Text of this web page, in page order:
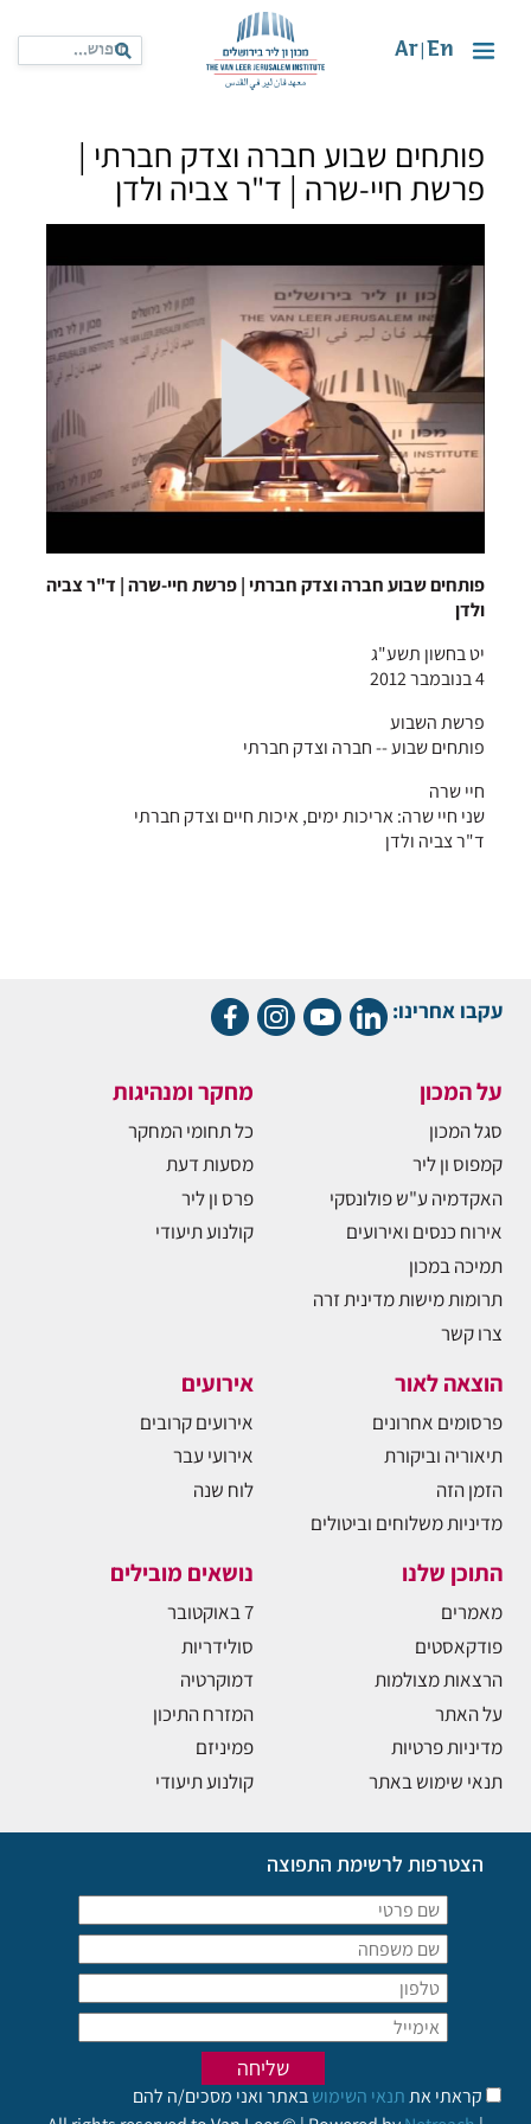
En
Ar
פותחים שבוע חברה וצדק חברתי |
פרשת חיי-שרה | ד"ר צביה ולדן
פותחים שבוע חברה וצדק חברתי | פרשת חיי-שרה | ד"ר צביה
ולדן
יט בחשון תשע"ג
4 בנובמבר 2012
פרשת השבוע
פותחים שבוע -- חברה וצדק חברתי
חיי שרה
שני חיי שרה: אריכות ימים, איכות חיים וצדק חברתי
ד"ר צביה ולדן
עקבו אחרינו:
על המכון
סגל המכון
קמפוס ון ליר
האקדמיה ע"ש פולונסקי
אירוח כנסים ואירועים
תמיכה במכון
תרומות מישות מדינית זרה
צרו קשר
מחקר ומנהיגות
כל תחומי המחקר
מסעות דעת
פרס ון ליר
קולנוע תיעודי
הוצאה לאור
פרסומים אחרונים
תיאוריה וביקורת
הזמן הזה
מדיניות משלוחים וביטולים
אירועים
אירועים קרובים
אירועי עבר
לוח שנה
התוכן שלנו
מאמרים
פודקאסטים
הרצאות מצולמות
על האתר
מדיניות פרטיות
תנאי שימוש באתר
נושאים מובילים
7 באוקטובר
סולידריות
דמוקרטיה
המזרח התיכון
פמיניזם
קולנוע תיעודי
הצטרפות לרשימת התפוצה
קראתי אתתנאי השימושבאתר ואני מסכים/ה להם